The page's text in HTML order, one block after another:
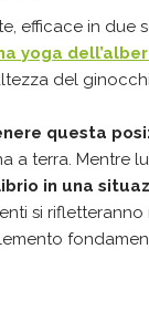
efficace in due
yoga
del
questa
a terra. Mentre
in una
si